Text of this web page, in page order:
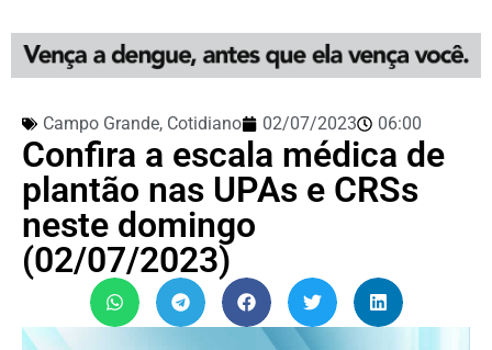
Campo Grande, Cotidiano 02/07/2023 06:00
Confira a escala médica de
plantão nas UPAs e CRSs
neste domingo
(02/07/2023)